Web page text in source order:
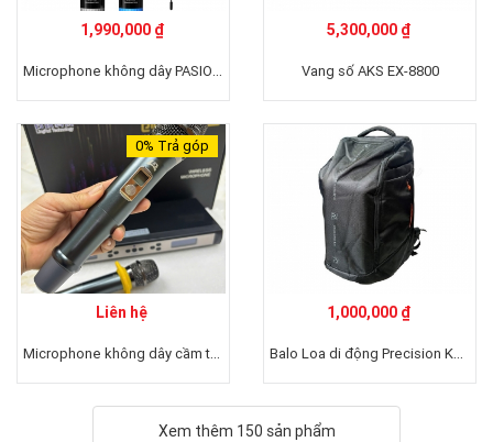
1,990,000 ₫
Microphone không dây PASION ECHO
5,300,000 ₫
Vang số AKS EX-8800
0% Trả góp
Liên hệ
Microphone không dây cầm tay Lingrui LR-69B
1,000,000 ₫
Balo Loa di động Precision K8(Black)
Xem thêm 150 sản phẩm